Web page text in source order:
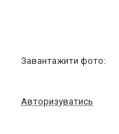
Завантажити фото:
Авторизуватись